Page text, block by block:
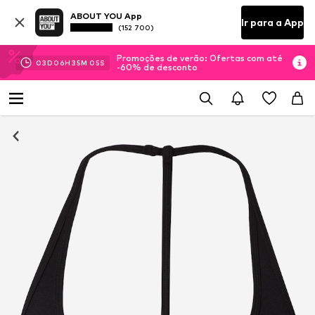
ABOUT YOU App
(152 700) Ir para a App
03D 06H 35M 04S
Promoções de verão: Ofertas com até
-60% de desconto